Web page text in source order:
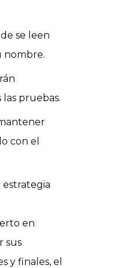
se leen
nombre.
pruebas.
con el
estrategia
en
sus
y finales, el